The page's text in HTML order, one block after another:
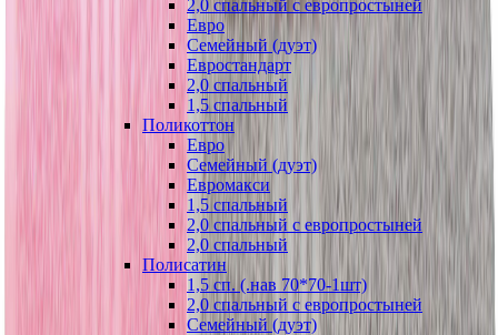
2,0 спальный с европростыней
Евро
Семейный (дуэт)
Евростандарт
2,0 спальный
1,5 спальный
Поликоттон
Евро
Семейный (дуэт)
Евромакси
1,5 спальный
2,0 спальный с европростыней
2,0 спальный
Полисатин
1,5 сп. (.нав 70*70-1шт)
2,0 спальный с европростыней
Семейный (дуэт)